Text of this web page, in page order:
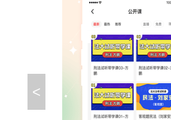
<